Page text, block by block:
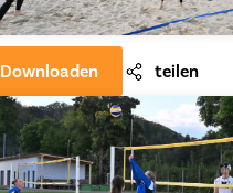
Downloaden teilen